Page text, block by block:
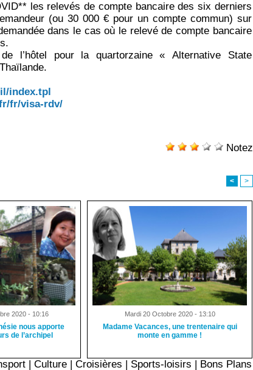
les relevés de compte bancaire des six derniers
(ou 30 000 € pour un compte commun) sur
dans le cas où le relevé de compte bancaire
l’hôtel pour la quartorzaine « Alternative State
index.tpl
fr/visa-rdv/
Notez
< >
2020 - 10:16
nous apporte
de l’archipel
Mardi 20 Octobre 2020 - 13:10
Madame Vacances, une trentenaire qui
monte en gamme !
|Culture |Croisières | Sports-loisirs | Bons Plans